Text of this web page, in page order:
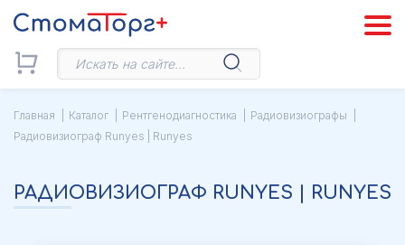
Главная Каталог Рентгенодиагностика
Радиовизиографы
Радиовизиограф Runyes | Runyes
РАДИОВИЗИОГРАФ RUNYES | RUNYES